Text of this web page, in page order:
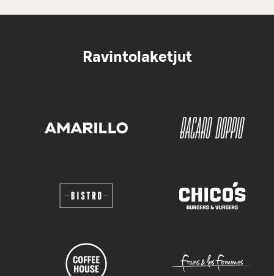
Ravintolaketjut